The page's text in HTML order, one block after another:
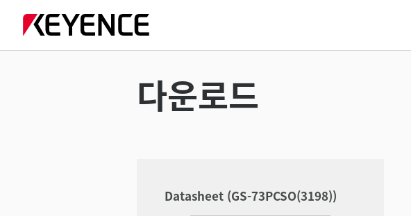
다운로드
Datasheet (GS-73PCSO(3198))